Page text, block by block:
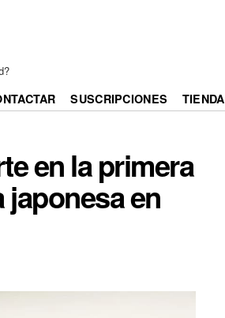
SUSCRIPCIONES TIENDA
en la primera
en